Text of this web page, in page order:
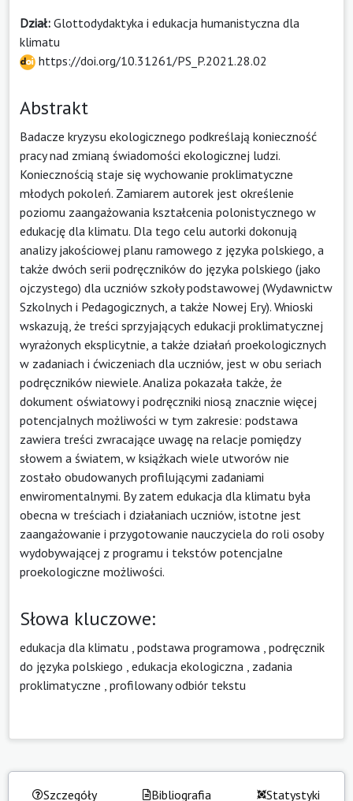
Dział: Glottodydaktyka i edukacja humanistyczna dla
klimatu
https://doi.org/10.31261/PS_P.2021.28.02
Abstrakt
Badacze kryzysu ekologicznego podkreślają konieczność
pracy nad zmianą świadomości ekologicznej ludzi.
Koniecznością staje się wychowanie proklimatyczne
młodych pokoleń. Zamiarem autorek jest określenie
poziomu zaangażowania kształcenia polonistycznego w
edukację dla klimatu. Dla tego celu autorki dokonują
analizy jakościowej planu ramowego z języka polskiego, a
także dwóch serii podręczników do języka polskiego (jako
ojczystego) dla uczniów szkoły podstawowej (Wydawnictw
Szkolnych i Pedagogicznych, a także Nowej Ery). Wnioski
wskazują, że treści sprzyjających edukacji proklimatycznej
wyrażonych eksplicytnie, a także działań proekologicznych
w zadaniach i ćwiczeniach dla uczniów, jest w obu seriach
podręczników niewiele. Analiza pokazała także, że
dokument oświatowy i podręczniki niosą znacznie więcej
potencjalnych możliwości w tym zakresie: podstawa
zawiera treści zwracające uwagę na relacje pomiędzy
słowem a światem, w książkach wiele utworów nie
zostało obudowanych profilującymi zadaniami
enwiromentalnymi. By zatem edukacja dla klimatu była
obecna w treściach i działaniach uczniów, istotne jest
zaangażowanie i przygotowanie nauczyciela do roli osoby
wydobywającej z programu i tekstów potencjalne
proekologiczne możliwości.
Słowa kluczowe:
edukacja dla klimatu podstawa programowa podręcznik
do języka polskiego edukacja ekologiczna
zadania
proklimatyczne profilowany odbiór tekstu
Szczegóły Bibliografia Statystyki